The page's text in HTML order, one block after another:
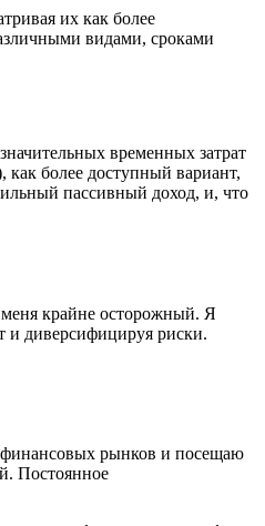
их как более
видами, сроками
временных затрат
более доступный вариант,
пассивный доход, и, что
меня крайне осторожный. Я
и диверсифицируя риски.
финансовых рынков и посещаю
Постоянное